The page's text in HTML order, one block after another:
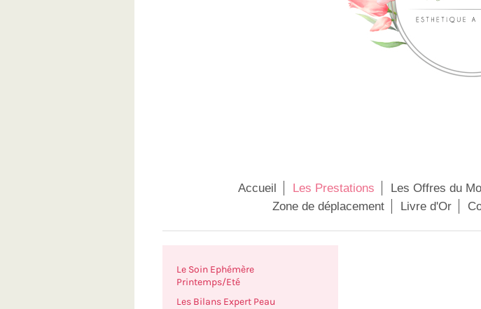
Accueil Les Prestations Les Offres du
Zone de déplacement
Livre d'Or
Le Soin Ephémère
Printemps/Eté
Les Bilans Expert Peau